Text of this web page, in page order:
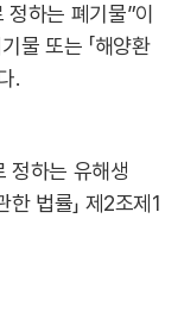
하는 폐기물”이
물 또는 「해양환
.
정하는 유해생
법률」 제2조제1